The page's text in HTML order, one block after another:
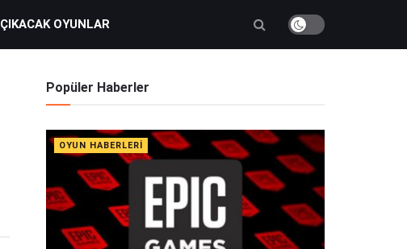
ÇIKACAK OYUNLAR
Popüler Haberler
OYUN HABERLERI